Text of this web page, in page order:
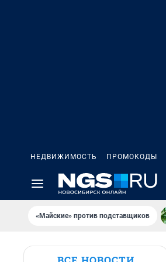
НЕДВИЖИМОСТЬ ПРОМОКОДЫ
«Майские» против подставщиков